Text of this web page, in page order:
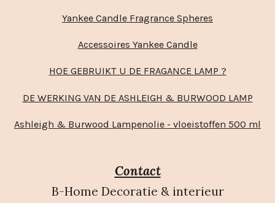
Yankee Candle Fragrance Spheres
Accessoires Yankee Candle
HOE GEBRUIKT U DE FRAGANCE LAMP ?
DE WERKING VAN DE ASHLEIGH & BURWOOD LAMP
Ashleigh & Burwood Lampenolie - vloeistoffen 500 ml
Contact
B-Home Decoratie & interieur